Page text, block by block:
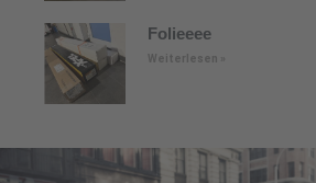
Folieeee
Weiterlesen »